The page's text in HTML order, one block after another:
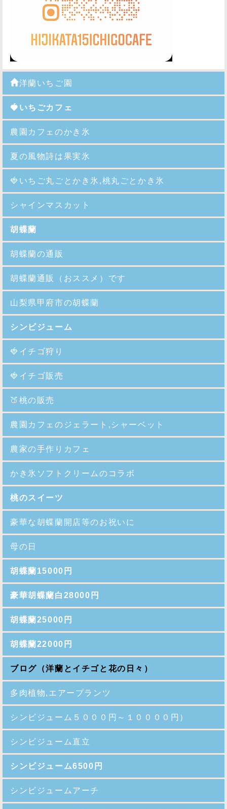
洋蘭いちご園
🍓いちごカフェ
農園カフェのかき氷
夏の風物詩は果実氷
🍓 いちご丸ごとかき氷,桃丸ごとかき氷
シャインマスカット
胡蝶蘭
胡蝶蘭の通販
胡蝶蘭通販（おススメ）です
山梨県甲府市の胡蝶蘭
シンビジューム
🍓イチゴ狩り
🍓イチゴ販売
🍑 桃の販売
農園カフェのジェラート,シャーベット
農家の手作りカフェ
かき氷ソフトクリームのコラボ
桃のスイーツ
豪華な胡蝶蘭開店等のお祝いに
母の日
胡蝶蘭15000円
豪華胡蝶蘭白28000円
胡蝶蘭25000円
胡蝶蘭22000円
ブログ（洋蘭とイチゴと花の日々）
多肉植物,エアープランツ
シンビジューム５０００円～１００００円）
シンビジューム直立
シンビジューム6500円
シンビジュームアーチ